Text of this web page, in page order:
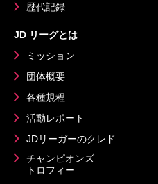
歴代記録
JD リーグとは
ミッション
団体概要
各種規程
活動レポート
JDリーガーのクレド
チャンピオンズ
トロフィー